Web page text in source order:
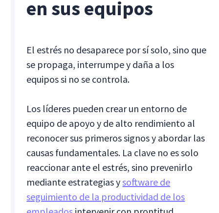
en sus equipos
El estrés no desaparece por sí solo, sino que
se propaga, interrumpe y daña a los
equipos si no se controla.
Los líderes pueden crear un entorno de
equipo de apoyo y de alto rendimiento al
reconocer sus primeros signos y abordar las
causas fundamentales. La clave no es solo
reaccionar ante el estrés, sino prevenirlo
mediante estrategias ysoftware de
seguimiento de la productividad de los